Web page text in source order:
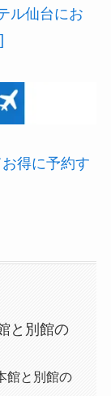
ル仙台にお
得に予約す
と別館の
館と別館の